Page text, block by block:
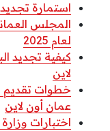
استمارة تجديد
المجلس
لعام 2025
كيفية تجديد
لاين
خطوات تقديم
عمان أون لاين
اختبارات